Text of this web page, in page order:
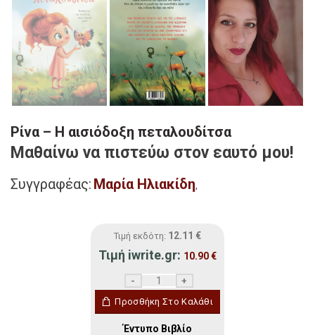
Ρίνα – Η αισιόδοξη πεταλουδίτσα
Μαθαίνω να πιστεύω στον εαυτό μου!
Συγγραφέας: Μαρία Ηλιακίδη,
Τιμή εκδότη: 12.11 €
Τιμή iwrite.gr: 10.90€
Προσθήκη Στο Καλάθι
Έντυπο Βιβλίο